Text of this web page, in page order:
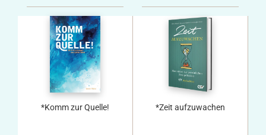
*Komm zur Quelle! *Zeit aufzuwachen